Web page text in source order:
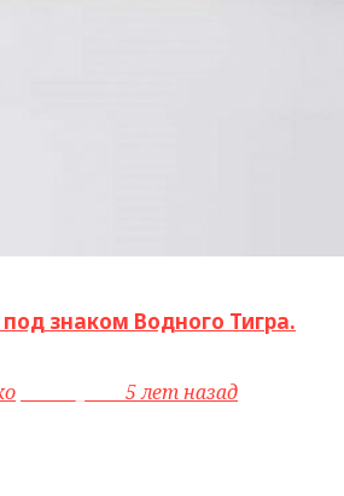
знаком Водного Тигра.
5 лет назад